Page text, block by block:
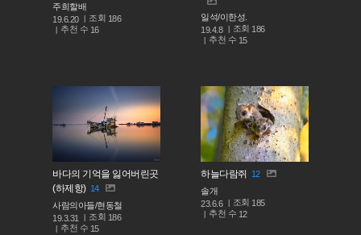
주희할배
19.6.20
조회 186
추천 수 16
일석/이한성.
19.4.8
조회 186
추천 수 15
바다의 기억을 잃어버린곳
(하제항) 14
사람의아들/현동철
19.3.31
조회 186
추천 수 15
하늘다람쥐 12
솔개
23.6.6
조회 185
추천 수 12